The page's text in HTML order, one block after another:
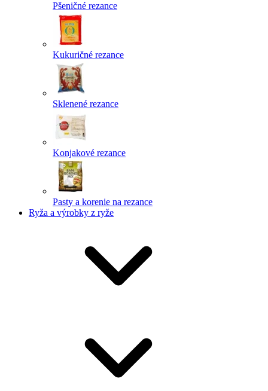
Pšeničné rezance
Kukuričné rezance
Sklenené rezance
Konjakové rezance
Pasty a korenie na rezance
Ryža a výrobky z ryže